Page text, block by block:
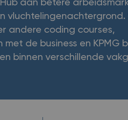
aan betere
vluchtelingenachtergrond.
andere coding courses,
met de business en KPMG
binnen verschillende